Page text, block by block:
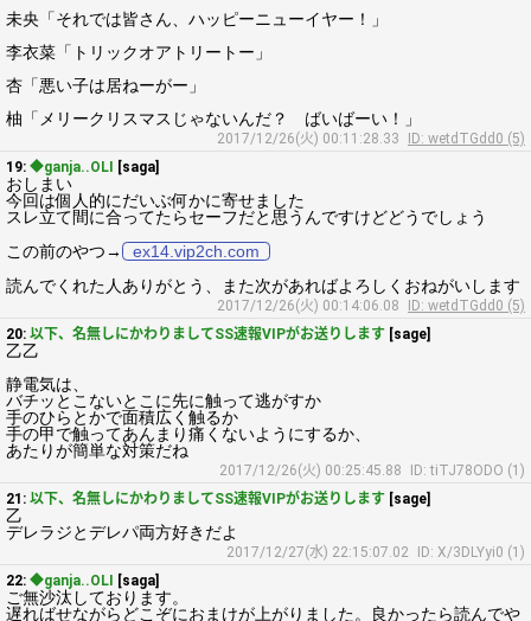
未央「それでは皆さん、ハッピーニューイヤー！」
李衣菜「トリックオアトリートー」
杏「悪い子は居ねーがー」
柚「メリークリスマスじゃないんだ？ ばいばーい！」
2017/12/26(火) 00:11:28.33
ID: wetdTGdd0 (5)
19: ◆ganja..OLI [saga]
おしまい
今回は個人的にだいぶ何かに寄せました
スレ立て間に合ってたらセーフだと思うんですけどどうでしょう
この前のやつ→
ex14.vip2ch.com
読んでくれた人ありがとう、また次があればよろしくおねがいします
2017/12/26(火) 00:14:06.08
ID: wetdTGdd0 (5)
20: 以下、名無しにかわりましてSS速報VIPがお送りします [sage]
乙乙
静電気は、
バチッとこないとこに先に触って逃がすか
手のひらとかで面積広く触るか
手の甲で触ってあんまり痛くないようにするか、
あたりが簡単な対策だね
2017/12/26(火) 00:25:45.88
ID: tiTJ78ODO (1)
21: 以下、名無しにかわりましてSS速報VIPがお送りします [sage]
乙
デレラジとデレパ両方好きだよ
2017/12/27(水) 22:15:07.02
ID: X/3DLYyi0 (1)
22: ◆ganja..OLI [saga]
ご無沙汰しております。
遅ればせながらどこぞにおまけが上がりました。良かったら読んでや